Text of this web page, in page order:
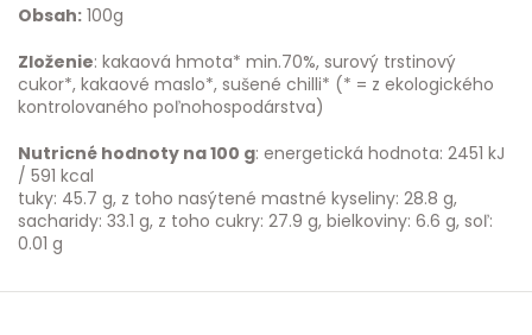
Obsah: 100g
Zloženie: kakaová hmota* min.70%, surový trstinový
cukor*, kakaové maslo*, sušené chilli* (* = z ekologického
kontrolovaného poľnohospodárstva)
Nutricné hodnoty na 100 g: energetická hodnota: 2451 kJ
/ 591 kcal
tuky: 45.7 g, z toho nasýtené mastné kyseliny: 28.8 g,
sacharidy: 33.1 g, z toho cukry: 27.9 g, bielkoviny: 6.6 g, soľ:
0.01 g